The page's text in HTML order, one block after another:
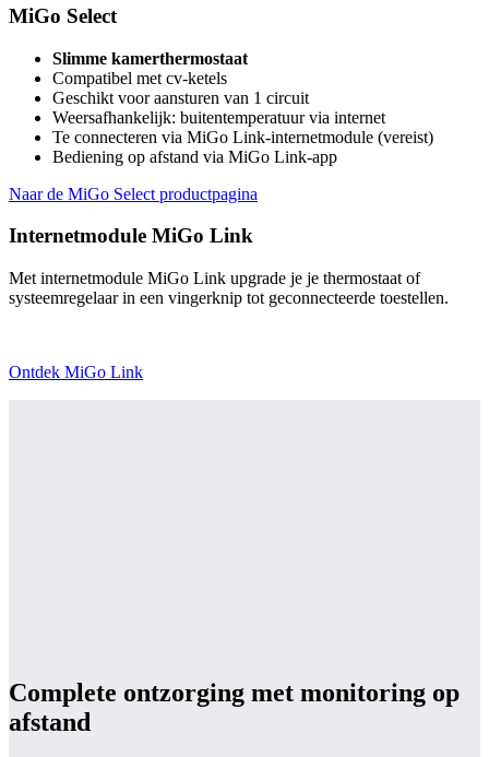
MiGo Select
Slimme kamerthermostaat
Compatibel met cv-ketels
Geschikt voor aansturen van 1 circuit
Weersafhankelijk: buitentemperatuur via internet
Te connecteren via MiGo Link-internetmodule (vereist)
Bediening op afstand via MiGo Link-app
Naar de MiGo Select productpagina
Internetmodule MiGo Link
Met internetmodule MiGo Link upgrade je je thermostaat of
systeemregelaar in een vingerknip tot geconnecteerde toestellen.
Ontdek MiGo Link
Complete ontzorging met monitoring op
afstand